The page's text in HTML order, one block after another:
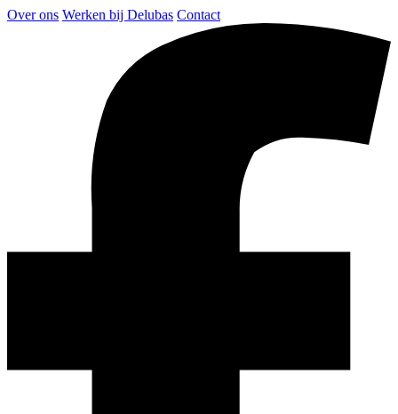
Over ons Werken bij Delubas Contact